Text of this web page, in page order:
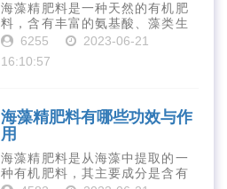
海藻精肥料是一种天然的有机肥
料，含有丰富的氨基酸、藻类生
长素、维生素、微量元素、蛋白
质等营养物质，可以提高土壤肥
力、促进植物生长、增强植物抗
6255
2023-06-21
16:10:57
海藻精肥料有哪些功效与作
用
海藻精肥料是从海藻中提取的一
种有机肥料，其主要成分是含有